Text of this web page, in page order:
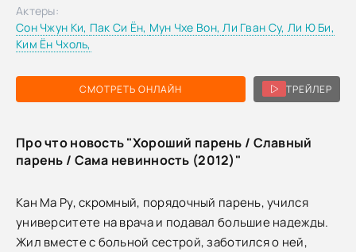
СМОТРЕТЬ ОНЛАЙН ТРЕЙЛЕР
Актеры:
Сон Чжун Ки, Пак Си Ён, Мун Чхе Вон,Ли Гван Су, Ли Ю Би,
Ким Ён Чхоль,
Про что новость "Хороший парень / Славный
парень / Сама невинность (2012)"
Кан Ма Ру, скромный, порядочный парень, учился
университете на врача и подавал большие надежды.
Жил вместе с больной сестрой, заботился о ней,